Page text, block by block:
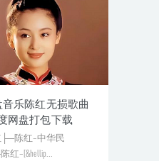
音乐陈红无损歌曲
网盘打包下载
├─陈红–中华民
红–[&hellip...